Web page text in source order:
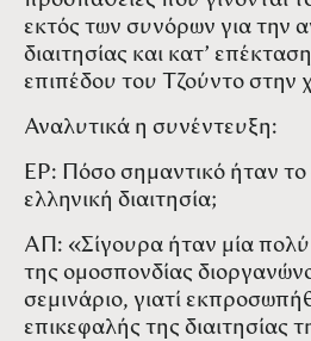
εκτός των συνόρων για την
διαιτησίας και κατ’
επιπέδου του Τζούντο στην
Αναλυτικά η συνέντευξη:
ΕΡ: Πόσο σημαντικό ήταν το
ελληνική διαιτησία;
ΑΠ: «Σίγουρα ήταν μία πολύ
της ομοσπονδίας
σεμινάριο, γιατί
επικεφαλής της διαιτησίας